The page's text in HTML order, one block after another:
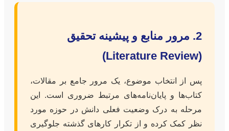
2. مرور منابع و پیشینه تحقیق
(Literature Review)
پس از انتخاب موضوع، یک مرور جامع بر مقالات،
کتاب‌ها و پایان‌نامه‌های مرتبط ضروری است. این
مرحله به درک وضعیت فعلی دانش در حوزه مورد
نظر کمک کرده و از تکرار کارهای گذشته جلوگیری